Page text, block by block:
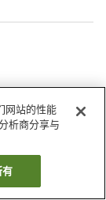
Mizuhaso
网站的性能
析商分享与
有